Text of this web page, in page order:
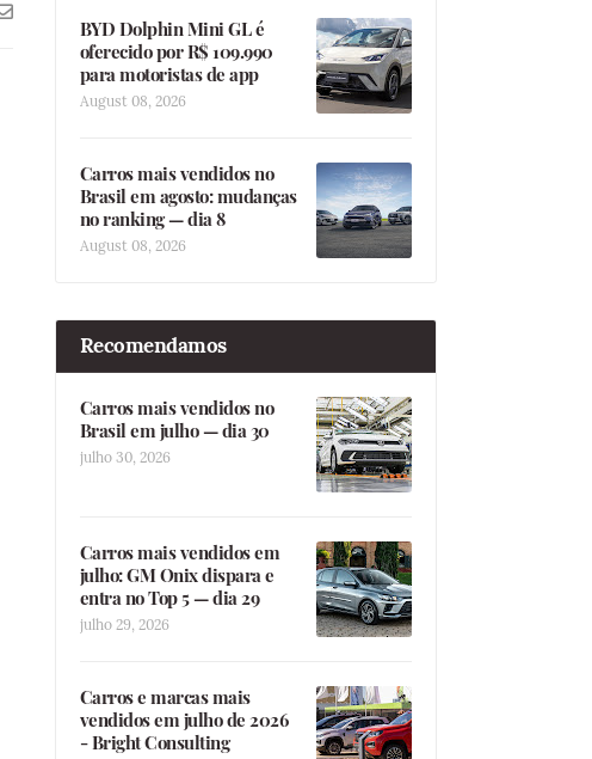
BYD Dolphin Mini GL é
oferecido por R$ 109.990
para motoristas de app
August 08, 2026
Carros mais vendidos no
Brasil em agosto: mudanças
no ranking — dia 8
August 08, 2026
Recomendamos
Carros mais vendidos no
Brasil em julho — dia 30
julho 30, 2026
Carros mais vendidos em
julho: GM Onix dispara e
entra no Top 5 — dia 29
julho 29, 2026
Carros e marcas mais
vendidos em julho de 2026
- Bright Consulting